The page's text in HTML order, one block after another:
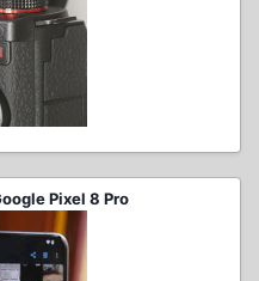
Pixel 8 Pro